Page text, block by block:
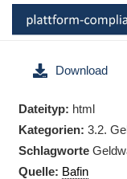
Download
Dateityp: html
Kategorien: 3.2.
Schlagworte
Quelle: Bafin